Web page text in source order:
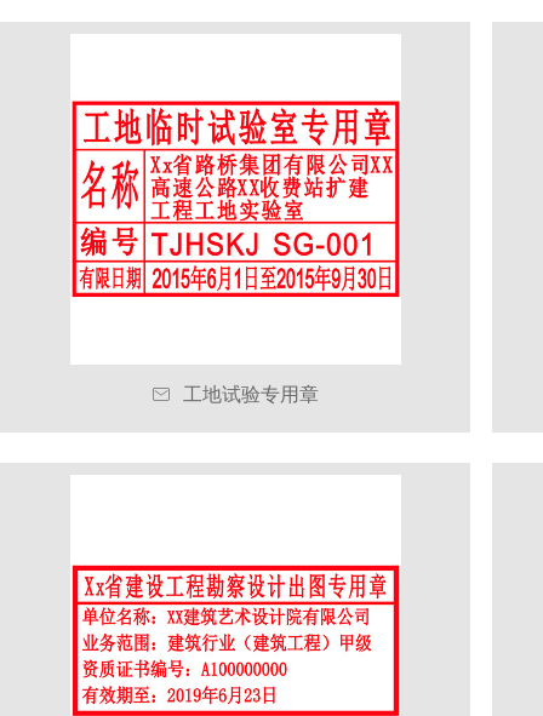
 工地试验专用章